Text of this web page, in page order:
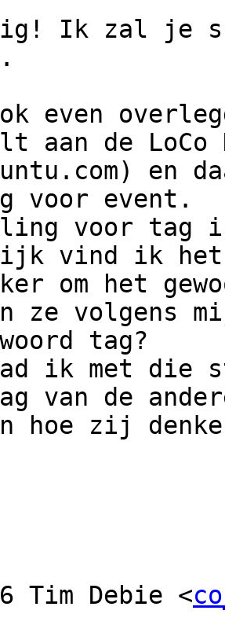
Ik zal je
even
aan de
en
voor event.
voor tag
vind ik het
om het
ze volgens
tag?
ik met die
van de
hoe zij
Tim Debie <